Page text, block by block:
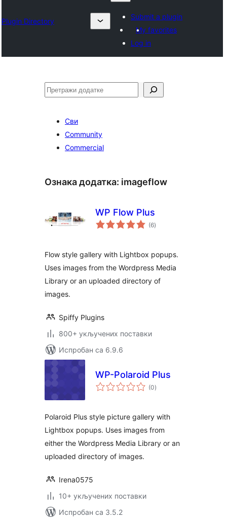
Plugin Directory
Submit a plugin
My favorites
Log in
Претрага
Сви
Community
Commercial
Ознака додатка: imageflow
WP Flow Plus
(6укупних
оцена
)
Flow style gallery with Lightbox popups.
Uses images from the Wordpress Media
Library or an uploaded directory of
images.
Spiffy Plugins
800+ укључених поставки
Испробан са 6.9.6
WP-Polaroid Plus
(0укупних
оцена
)
Polaroid Plus style picture gallery with
Lightbox popups. Uses images from
either the Wordpress Media Library or an
uploaded directory of images.
Irena0575
10+ укључених поставки
Испробан са 3.5.2